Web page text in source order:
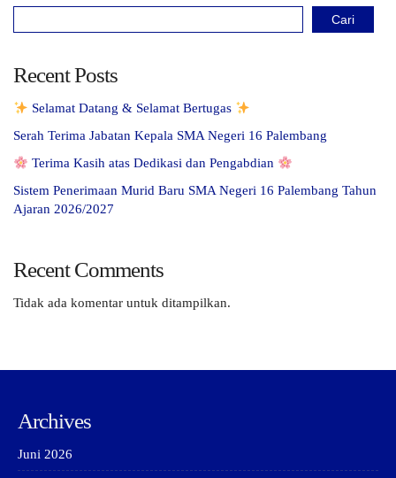
Cari
Recent Posts
Selamat Datang & Selamat Bertugas
Serah Terima Jabatan Kepala SMA Negeri 16 Palembang
Terima Kasih atas Dedikasi dan Pengabdian
Sistem Penerimaan Murid Baru SMA Negeri 16 Palembang Tahun
Ajaran 2026/2027
Recent Comments
Tidak ada komentar untuk ditampilkan.
Archives
Juni 2026